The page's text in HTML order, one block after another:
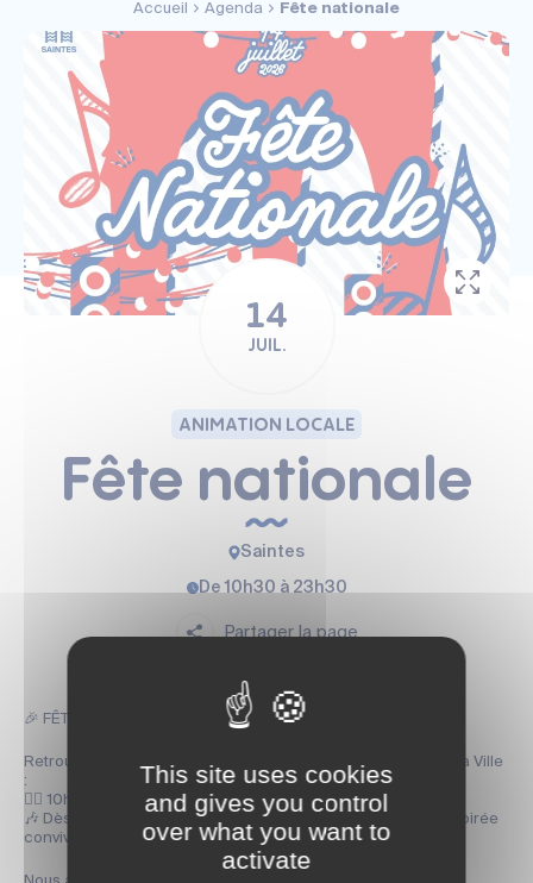
Accueil Agenda Fête nationale
14
JUIL.
ANIMATION LOCALE
Fête nationale
Saintes
De 10h30 à 23h30
Partager la page
🎉 FÊTE NATIONALE 🇫🇷 Saintes en fête !
Retrouvons-nous pour célébrer ensemble dans les rues de la Ville
:
👮‍♂️ 10h30 : Défilé Cours National ;
🎶 Dès 21h : Bal populaire & mapping à Bassompierre : une soirée
conviviale où tout le monde est le bienvenu !
Taille du texte :
Très petite
Petite Défaut
Grande
Très grande
Affichage des images & vidéos :
Par défaut
Masquées
This site uses cookies
and gives you control
over what you want to
activate